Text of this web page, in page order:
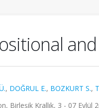
, DOĞRUL E., BOZKURT S.,
Birleşik Krallık, 3 - 07 Eylül